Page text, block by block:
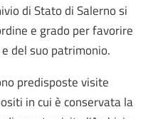
di Stato di Salerno si
e grado per favorire
del suo patrimonio.
predisposte visite
in cui è conservata la